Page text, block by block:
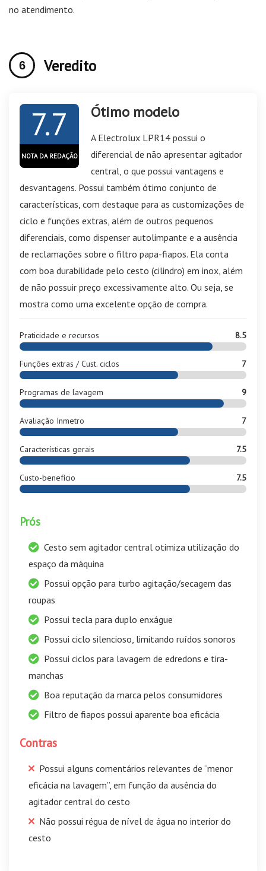
no atendimento.
Veredito
7.7
NOTA DA REDAÇÃO
Ótimo modelo
A Electrolux LPR14 possui o
diferencial de não apresentar agitador
central, o que possui vantagens e
desvantagens. Possui também ótimo conjunto de
características, com destaque para as customizações de
ciclo e funções extras, além de outros pequenos
diferenciais, como dispenser autolimpante e a ausência
de reclamações sobre o filtro papa-fiapos. Ela conta
com boa durabilidade pelo cesto (cilindro) em inox, além
de não possuir preço excessivamente alto. Ou seja, se
mostra como uma excelente opção de compra.
Praticidade e recursos 8.5
Funções extras / Cust. ciclos 7
Programas de lavagem 9
Avaliação Inmetro 7
Características gerais 7.5
Custo-benefício 7.5
Prós
Cesto sem agitador central otimiza utilização do
espaço da máquina
Possui opção para turbo agitação/secagem das
roupas
Possui tecla para duplo enxágue
Possui ciclo silencioso, limitando ruídos sonoros
Possui ciclos para lavagem de edredons e tira-
manchas
Boa reputação da marca pelos consumidores
Filtro de fiapos possui aparente boa eficácia
Contras
Possui alguns comentários relevantes de “menor
eficácia na lavagem”, em função da ausência do
agitador central do cesto
Não possui régua de nível de água no interior do
cesto